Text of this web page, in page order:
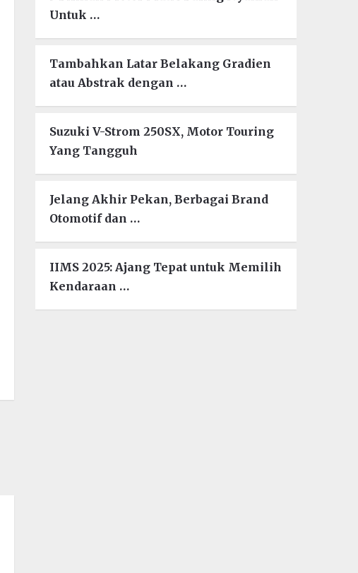
Untuk …
Tambahkan Latar Belakang Gradien
atau Abstrak dengan …
Suzuki V-Strom 250SX, Motor Touring
Yang Tangguh
Jelang Akhir Pekan, Berbagai Brand
Otomotif dan …
IIMS 2025: Ajang Tepat untuk Memilih
Kendaraan …